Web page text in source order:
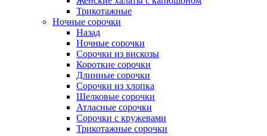
Трикотажные
Ночные сорочки
Назад
Ночные сорочки
Сорочки из вискозы
Короткие сорочки
Длинные сорочки
Сорочки из хлопка
Шелковые сорочки
Атласные сорочки
Сорочки с кружевами
Трикотажные сорочки